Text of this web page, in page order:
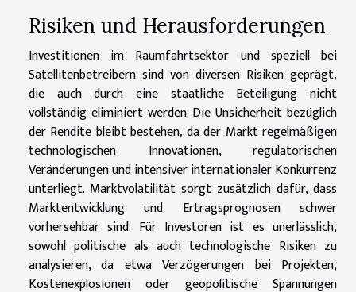
Risiken und Herausforderungen
Investitionen im Raumfahrtsektor und speziell bei
Satellitenbetreibern sind von diversen Risiken geprägt,
die auch durch eine staatliche Beteiligung nicht
vollständig eliminiert werden. Die Unsicherheit bezüglich
der Rendite bleibt bestehen, da der Markt regelmäßigen
technologischen Innovationen, regulatorischen
Veränderungen und intensiver internationaler Konkurrenz
unterliegt. Marktvolatilität sorgt zusätzlich dafür, dass
Marktentwicklung und Ertragsprognosen schwer
vorhersehbar sind. Für Investoren ist es unerlässlich,
sowohl politische als auch technologische Risiken zu
analysieren, da etwa Verzögerungen bei Projekten,
Kostenexplosionen oder geopolitische Spannungen